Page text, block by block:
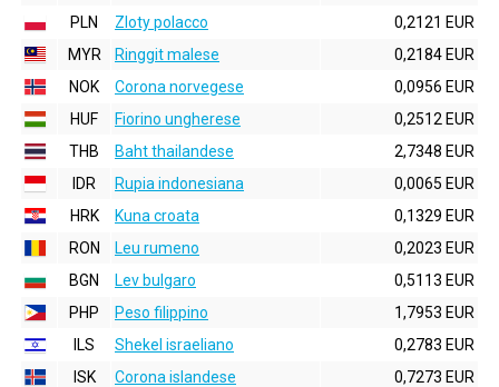
PLN
Zloty polacco
0,2121 EUR
MYR
Ringgit malese
0,2184 EUR
NOK
Corona norvegese
0,0956 EUR
HUF
Fiorino ungherese
0,2512 EUR
THB
Baht thailandese
2,7348 EUR
IDR
Rupia indonesiana
0,0065 EUR
HRK
Kuna croata
0,1329 EUR
RON
Leu rumeno
0,2023 EUR
BGN
Lev bulgaro
0,5113 EUR
PHP
Peso filippino
1,7953 EUR
ILS
Shekel israeliano
0,2783 EUR
ISK
Corona islandese
0,7273 EUR